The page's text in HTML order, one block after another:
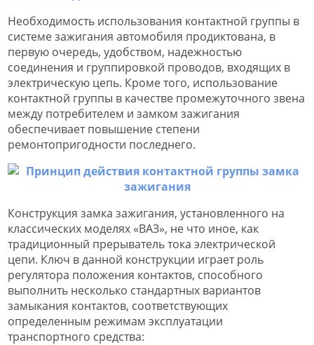
Необходимость использования контактной группы в
системе зажигания автомобиля продиктована, в
первую очередь, удобством, надежностью
соединения и группировкой проводов, входящих в
электрическую цепь. Кроме того, использование
контактной группы в качестве промежуточного звена
между потребителем и замком зажигания
обеспечивает повышение степени
ремонтопригодности последнего.
Конструкция замка зажигания, установленного на
классических моделях «ВАЗ», не что иное, как
традиционный прерыватель тока электрической
цепи. Ключ в данной конструкции играет роль
регулятора положения контактов, способного
выполнить несколько стандартных вариантов
замыкания контактов, соответствующих
определенным режимам эксплуатации
транспортного средства: